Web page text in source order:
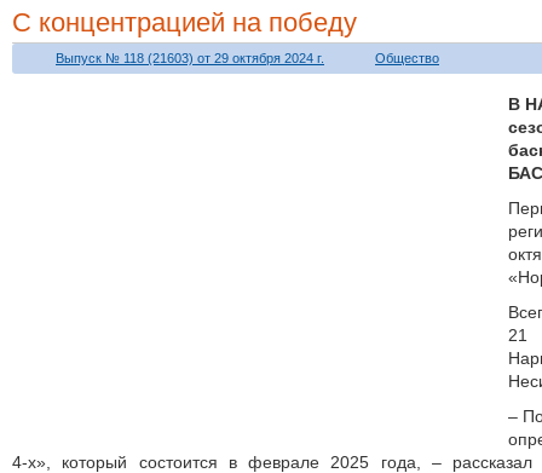
С концентрацией на победу
Выпуск № 118 (21603) от 29 октября 2024 г. Общество
В
21
–
4-х», который состоится в феврале 2025 года, –